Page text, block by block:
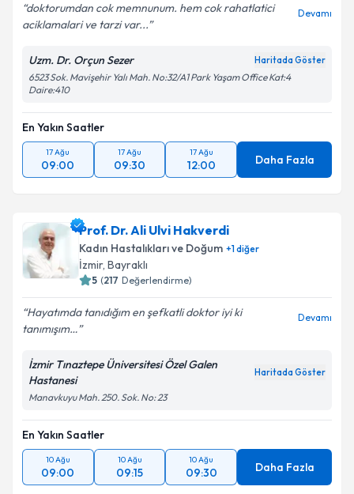
doktorumdan cok memnunum. hem cok rahatlatici
aciklamalari ve tarzi var...
Devamı
Uzm. Dr. Orçun Sezer Haritada Göster
6523 Sok. Mavişehir Yalı Mah. No:32/A1 Park Yaşam Office Kat:4
Daire:410
En Yakın Saatler
17 Ağu
09:00
17 Ağu
09:30
17 Ağu
12:00 Daha Fazla
Prof. Dr. Ali Ulvi Hakverdi
Kadın Hastalıkları ve Doğum +1diğer
İzmir, Bayraklı
5 (217 Değerlendirme)
Hayatımda tanıdığım en şefkatli doktor iyi ki
tanımışım…
Devamı
İzmir Tınaztepe Üniversitesi Özel Galen
Hastanesi
Haritada Göster
Manavkuyu Mah. 250. Sok. No: 23
En Yakın Saatler
10 Ağu
09:00
10 Ağu
09:15
10 Ağu
09:30 Daha Fazla